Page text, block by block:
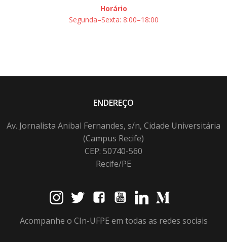
Horário
Segunda–Sexta: 8:00–18:00
ENDEREÇO
Av. Jornalista Anibal Fernandes, s/n, Cidade Universitária
(Campus Recife)
CEP: 50740-560
Recife/PE
Acompanhe o CIn-UFPE em todas as redes sociais